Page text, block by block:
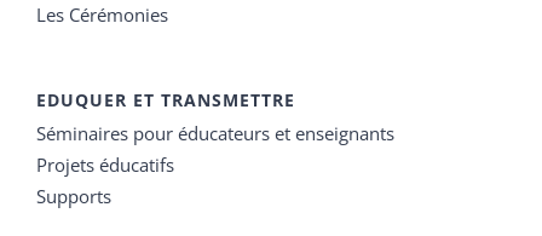
Les Cérémonies
EDUQUER ET TRANSMETTRE
Séminaires pour éducateurs et enseignants
Projets éducatifs
Supports